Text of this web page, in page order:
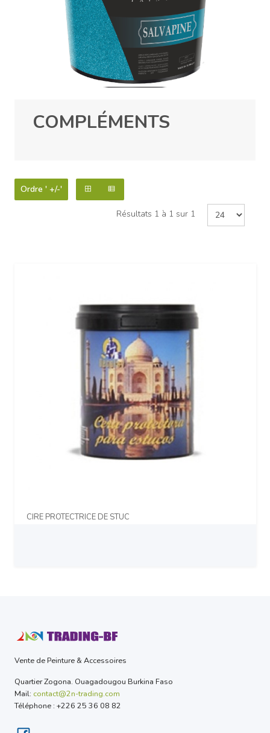
COMPLÉMENTS
Ordre ' +/-'
Résultats 1 à 1 sur 1
CIRE PROTECTRICE DE STUC
Vente de Peinture & Accessoires
Quartier Zogona. Ouagadougou Burkina Faso
Mail: contact@2n-trading.com
Téléphone : +226 25 36 08 82